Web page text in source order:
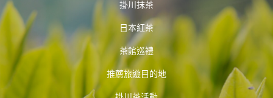
掛川抹茶
日本紅茶
茶館巡禮
推薦旅遊目的地